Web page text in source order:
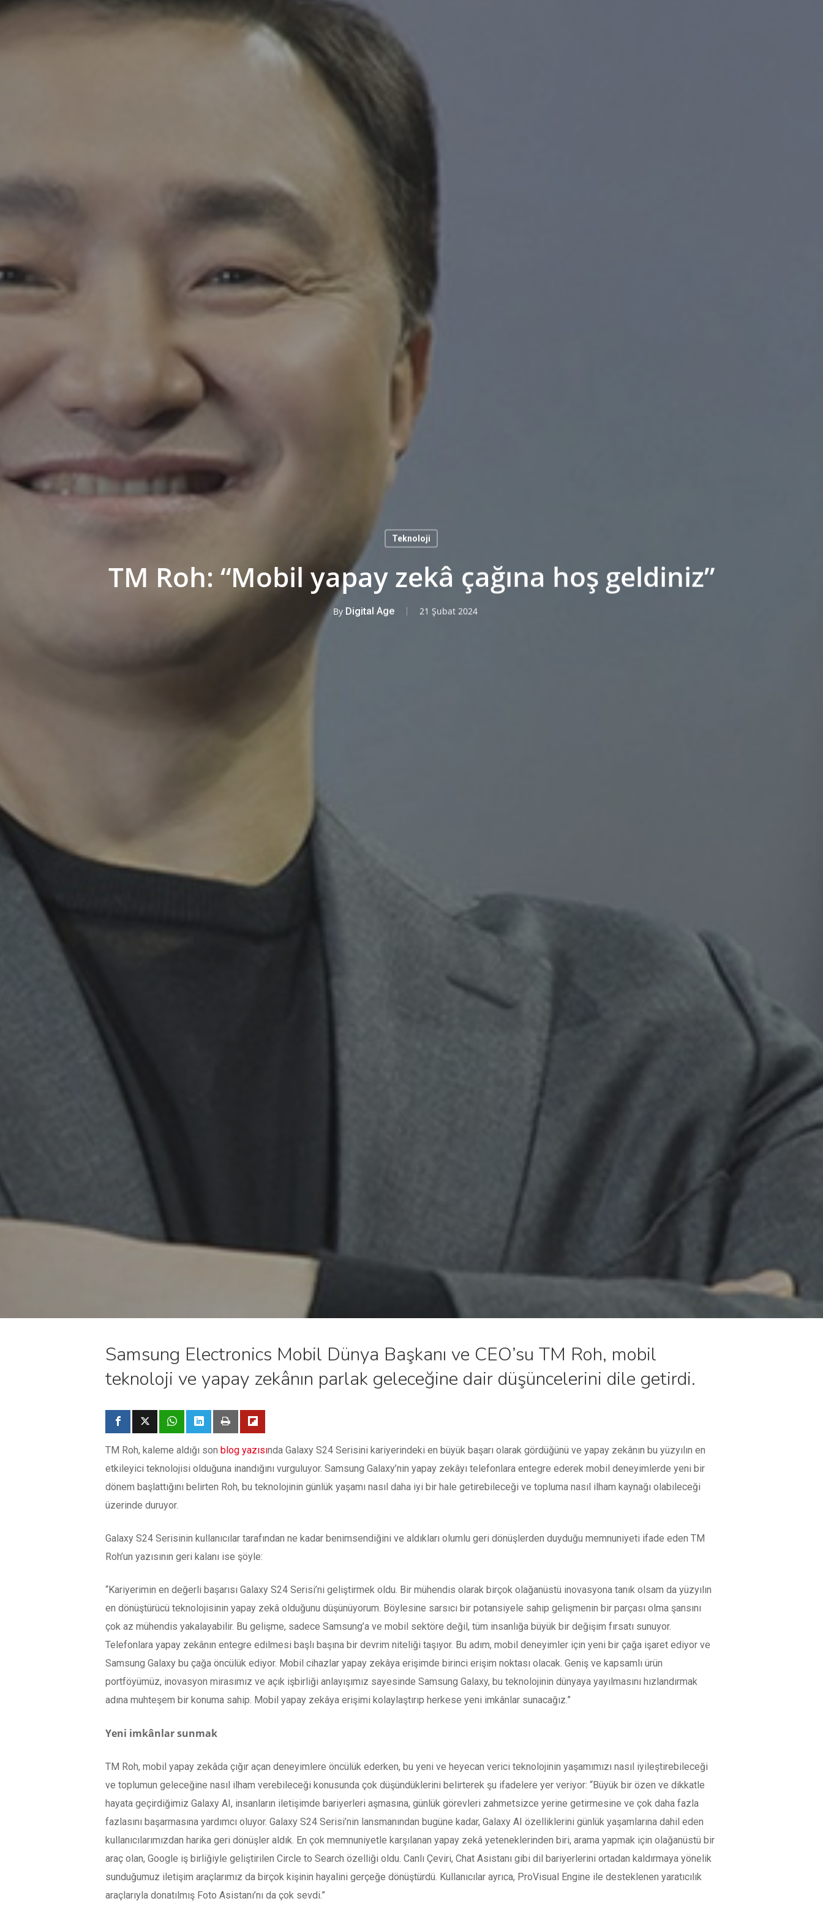
Teknoloji
TM Roh: “Mobil yapay zekâ çağına hoş geldiniz”
By Digital Age 21 Şubat 2024
Samsung Electronics Mobil Dünya Başkanı ve CEO’su TM Roh, mobil
teknoloji ve yapay zekânın parlak geleceğine dair düşüncelerini dile getirdi.
TM Roh, kaleme aldığı son blog yazısında Galaxy S24 Serisini kariyerindeki en büyük başarı olarak gördüğünü ve yapay zekânın bu yüzyılın en
etkileyici teknolojisi olduğuna inandığını vurguluyor. Samsung Galaxy’nin yapay zekâyı telefonlara entegre ederek mobil deneyimlerde yeni bir
dönem başlattığını belirten Roh, bu teknolojinin günlük yaşamı nasıl daha iyi bir hale getirebileceği ve topluma nasıl ilham kaynağı olabileceği
üzerinde duruyor.
Galaxy S24 Serisinin kullanıcılar tarafından ne kadar benimsendiğini ve aldıkları olumlu geri dönüşlerden duyduğu memnuniyeti ifade eden TM
Roh’un yazısının geri kalanı ise şöyle:
“Kariyerimin en değerli başarısı Galaxy S24 Serisi’ni geliştirmek oldu. Bir mühendis olarak birçok olağanüstü inovasyona tanık olsam da yüzyılın
en dönüştürücü teknolojisinin yapay zekâ olduğunu düşünüyorum. Böylesine sarsıcı bir potansiyele sahip gelişmenin bir parçası olma şansını
çok az mühendis yakalayabilir. Bu gelişme, sadece Samsung’a ve mobil sektöre değil, tüm insanlığa büyük bir değişim fırsatı sunuyor.
Telefonlara yapay zekânın entegre edilmesi başlı başına bir devrim niteliği taşıyor. Bu adım, mobil deneyimler için yeni bir çağa işaret ediyor ve
Samsung Galaxy bu çağa öncülük ediyor. Mobil cihazlar yapay zekâya erişimde birinci erişim noktası olacak. Geniş ve kapsamlı ürün
portföyümüz, inovasyon mirasımız ve açık işbirliği anlayışımız sayesinde Samsung Galaxy, bu teknolojinin dünyaya yayılmasını hızlandırmak
adına muhteşem bir konuma sahip. Mobil yapay zekâya erişimi kolaylaştırıp herkese yeni imkânlar sunacağız.”
Yeni imkânlar sunmak
TM Roh, mobil yapay zekâda çığır açan deneyimlere öncülük ederken, bu yeni ve heyecan verici teknolojinin yaşamımızı nasıl iyileştirebileceği
ve toplumun geleceğine nasıl ilham verebileceği konusunda çok düşündüklerini belirterek şu ifadelere yer veriyor: “Büyük bir özen ve dikkatle
hayata geçirdiğimiz Galaxy AI, insanların iletişimde bariyerleri aşmasına, günlük görevleri zahmetsizce yerine getirmesine ve çok daha fazla
fazlasını başarmasına yardımcı oluyor. Galaxy S24 Serisi’nin lansmanından bugüne kadar, Galaxy AI özelliklerini günlük yaşamlarına dahil eden
kullanıcılarımızdan harika geri dönüşler aldık. En çok memnuniyetle karşılanan yapay zekâ yeteneklerinden biri, arama yapmak için olağanüstü bir
araç olan, Google iş birliğiyle geliştirilen Circle to Search özelliği oldu. Canlı Çeviri, Chat Asistanı gibi dil bariyerlerini ortadan kaldırmaya yönelik
sunduğumuz iletişim araçlarımız da birçok kişinin hayalini gerçeğe dönüştürdü. Kullanıcılar ayrıca, ProVisual Engine ile desteklenen yaratıcılık
araçlarıyla donatılmış Foto Asistanı’nı da çok sevdi.”